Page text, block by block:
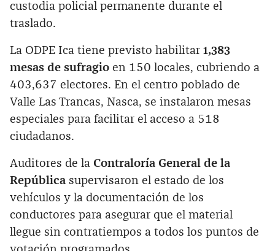
custodia policial permanente durante el
traslado.
La ODPE Ica tiene previsto habilitar 1,383
mesas de sufragio en 150 locales, cubriendo a
403,637 electores. En el centro poblado de
Valle Las Trancas, Nasca, se instalaron mesas
especiales para facilitar el acceso a 518
ciudadanos.
Auditores de la Contraloría General de la
República supervisaron el estado de los
vehículos y la documentación de los
conductores para asegurar que el material
llegue sin contratiempos a todos los puntos de